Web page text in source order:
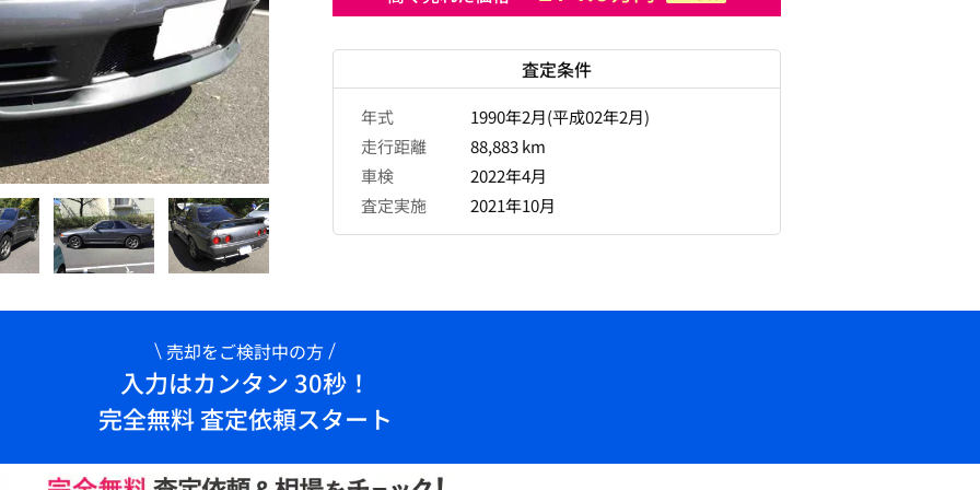
査定条件
年式
1990年2月(平成02年2月)
走行距離
88,883 km
車検
2022年4月
査定実施
2021年10月
売却をご検討中の方
入力はカンタン 30秒！
完全無料 査定依頼スタート